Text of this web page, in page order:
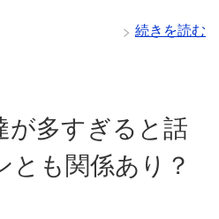
続きを読む
が多すぎると話
とも関係あり？